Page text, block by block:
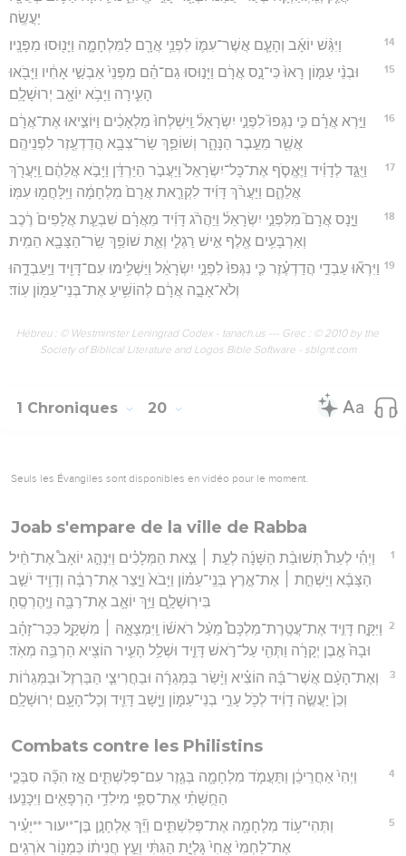
יַעֲשֶֽׂה׃
14 וַיִּגַּ֨שׁ יוֹאָ֜ב וְהָעָ֧ם אֲשֶׁר־עִמּ֛וֹ לִפְנֵ֥י אֲרָ֖ם לַמִּלְחָמָ֑ה וַיָּנ֖וּסוּ מִפָּנָֽיו׃
15
וּבְנֵ֨י עַמּ֤וֹן רָאוּ֙ כִּי־נָ֣ס אֲרָ֔ם וַיָּנ֣וּסוּ גַם־הֵ֗ם מִפְּנֵי֙ אַבְשַׁ֣י אָחִ֔יו וַיָּבֹ֖אוּ
הָעִ֑ירָה וַיָּבֹ֥א יוֹאָ֖ב יְרוּשָׁלִָֽם׃
16
וַיַּ֣רְא אֲרָ֗ם כִּ֣י נִגְּפוּ֮ לִפְנֵ֣י יִשְׂרָאֵל֒ וַֽיִּשְׁלְחוּ֙ מַלְאָכִ֔ים וַיּוֹצִ֣יאוּ אֶת־אֲרָ֔ם
אֲשֶׁ֖ר מֵעֵ֣בֶר הַנָּהָ֑ר וְשׁוֹפַ֛ךְ שַׂר־צְבָ֥א הֲדַדְעֶ֖זֶר לִפְנֵיהֶֽם׃
17
וַיֻּגַּ֣ד לְדָוִ֗יד וַיֶּאֱסֹ֤ף אֶת־כָּל־יִשְׂרָאֵל֙ וַיַּעֲבֹ֣ר הַיַּרְדֵּ֔ן וַיָּבֹ֣א אֲלֵהֶ֔ם וַֽיַּעֲרֹ֖ךְ
אֲלֵהֶ֑ם וַיַּעֲרֹ֨ךְ דָּוִ֜יד לִקְרַ֤את אֲרָם֙ מִלְחָמָ֔ה וַיִּֽלָּחֲמ֖וּ עִמּֽוֹ׃
18
וַיָּ֣נָס אֲרָם֮ מִלִּפְנֵ֣י יִשְׂרָאֵל֒ וַיַּהֲרֹ֨ג דָּוִ֜יד מֵאֲרָ֗ם שִׁבְעַ֤ת אֲלָפִים֙ רֶ֔כֶב
וְאַרְבָּעִ֥ים אֶ֖לֶף אִ֣ישׁ רַגְלִ֑י וְאֵ֛ת שׁוֹפַ֥ךְ שַֽׂר־הַצָּבָ֖א הֵמִֽית׃
19 וַיִּרְא֞וּ עַבְדֵ֣י הֲדַדְעֶ֗זֶר כִּ֤י נִגְּפוּ֙ לִפְנֵ֣י יִשְׂרָאֵ֔ל וַיַּשְׁלִ֥ימוּ עִם־דָּוִ֖יד וַיַּֽעַבְדֻ֑הוּ
וְלֹא־אָבָ֣ה אֲרָ֔ם לְהוֹשִׁ֥יעַ אֶת־בְּנֵי־עַמּ֖וֹן עֽוֹד׃
Hébreu : © Westminster Leningrad Codex - tanach.us --- Grec : © 2010 by the
Society of Biblical Literature and Logos Bible Software - sblgnt.com
1 Chroniques 20
Seuls les Évangiles sont disponibles en vidéo pour le moment.
Joab s'empare de la ville de Rabba
1
וַיְהִ֡י לְעֵת֩ תְּשׁוּבַ֨ת הַשָּׁנָ֜ה לְעֵ֣ת ׀ צֵ֣את הַמְּלָכִ֗ים וַיִּנְהַ֣ג יוֹאָב֩ אֶת־חֵ֨יל
הַצָּבָ֜א וַיַּשְׁחֵ֣ת ׀ אֶת־אֶ֣רֶץ בְּנֵֽי־עַמּ֗וֹן וַיָּבֹא֙ וַיָּ֣צַר אֶת־רַבָּ֔ה וְדָוִ֖יד יֹשֵׁ֣ב
בִּירֽוּשָׁלִָ֑ם וַיַּ֥ךְ יוֹאָ֛ב אֶת־רַבָּ֖ה וַיֶּֽהֶרְסֶֽהָ׃
2
וַיִּקַּ֣ח דָּוִ֣יד אֶת־עֲטֶֽרֶת־מַלְכָּם֩ מֵעַ֨ל רֹאשׁ֜וֹ וַֽיִּמְצָאָ֣הּ ׀ מִשְׁקַ֣ל כִּכַּר־זָהָ֗ב
וּבָהּ֙ אֶ֣בֶן יְקָרָ֔ה וַתְּהִ֖י עַל־רֹ֣אשׁ דָּוִ֑יד וּשְׁלַ֥ל הָעִ֛יר הוֹצִ֖יא הַרְבֵּ֥ה מְאֹֽד׃
3
וְאֶת־הָעָ֨ם אֲשֶׁר־בָּ֜הּ הוֹצִ֗יא וַיָּ֨שַׂר בַּמְּגֵרָ֜ה וּבַחֲרִיצֵ֤י הַבַּרְזֶל֙ וּבַמְּגֵר֔וֹת
וְכֵן֙ יַעֲשֶׂ֣ה דָוִ֔יד לְכֹ֖ל עָרֵ֣י בְנֵי־עַמּ֑וֹן וַיָּ֧שָׁב דָּוִ֛יד וְכָל־הָעָ֖ם יְרוּשָׁלִָֽם׃
Combats contre les Philistins
4
וַיְהִי֙ אַחֲרֵיכֵ֔ן וַתַּעֲמֹ֧ד מִלְחָמָ֛ה בְּגֶ֖זֶר עִם־פְּלִשְׁתִּ֑ים אָ֣ז הִכָּ֞ה סִבְּכַ֣י
הַחֻֽשָׁתִ֗י אֶת־סִפַּ֛י מִילִדֵ֥י הָרְפָאִ֖ים וַיִּכָּנֵֽעוּ׃
5
וַתְּהִי־ע֥וֹד מִלְחָמָ֖ה אֶת־פְּלִשְׁתִּ֑ים וַיַּ֞ךְ אֶלְחָנָ֣ן בֶּן־*יעור **יָעִ֗יר
אֶת־לַחְמִי֙ אֲחִי֙ גָּלְיָ֣ת הַגִּתִּ֔י וְעֵ֣ץ חֲנִית֔וֹ כִּמְנ֖וֹר אֹרְגִֽים׃